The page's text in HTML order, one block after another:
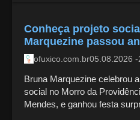
Conheça projeto
Marquezine passou
ofuxico.com.br05.08.2026
Bruna Marquezine celebrou
social no Morro da
Mendes, e ganhou festa